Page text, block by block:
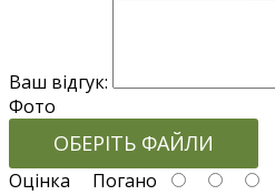
Ваш відгук:
Фото
ОБЕРІТЬ ФАЙЛИ
Оцінка Погано